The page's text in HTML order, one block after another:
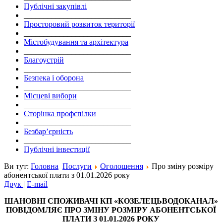
Публічні закупівлі
Просторовий розвиток території
Містобудування та архітектура
Благоустрій
Безпека і оборона
Місцеві вибори
Сторінка профспілки
Безбар’єрність
Публічні інвестиції
Ви тут: Головна Послуги Оголошення
Про зміну розміру
абонентської плати з 01.01.2026 року
Друк | E-mail
ШАНОВНІ СПОЖИВАЧІ КП«КОЗЕЛЕЦЬВОДОКАНАЛ»
ПОВІДОМЛЯЄ ПРО ЗМІНУ РОЗМІРУ АБОНЕНТСЬКОЇ
ПЛАТИЗ 01.01.2026 РОКУ